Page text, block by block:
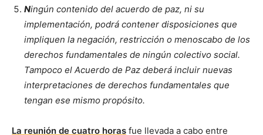
Ningún contenido del acuerdo de paz, ni su
implementación, podrá contener disposiciones que
impliquen la negación, restricción o menoscabo de los
derechos fundamentales de ningún colectivo social.
Tampoco el Acuerdo de Paz deberá incluir nuevas
interpretaciones de derechos fundamentales que
tengan ese mismo propósito.
La reunión de cuatro horas fue llevada a cabo entre